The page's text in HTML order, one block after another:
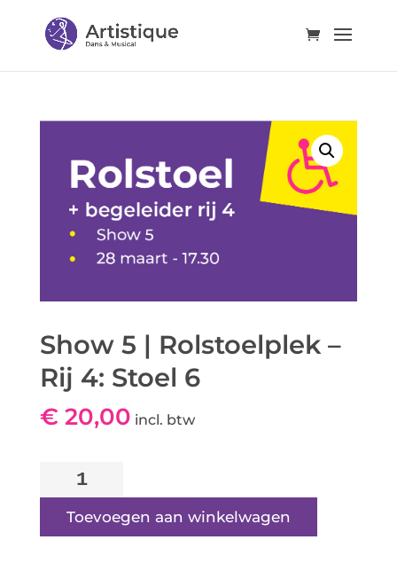
Show 5 | Rolstoelplek –
Rij 4: Stoel 6
€ 20,00 incl. btw
Show
5
Rolstoelplek
Toevoegen aan winkelwagen